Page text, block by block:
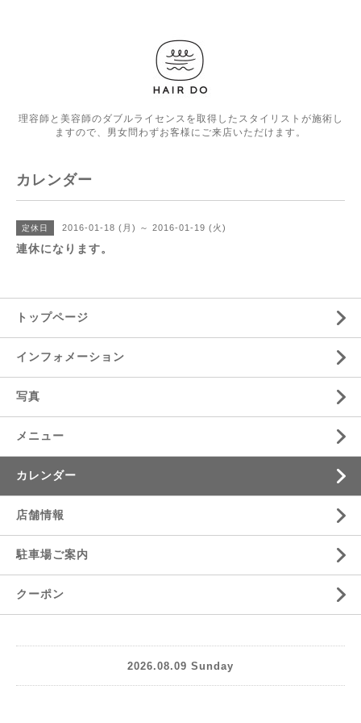
理容師と美容師のダブルライセンスを取得したスタイリストが施術し
ますので、男女問わずお客様にご来店いただけます。
カレンダー
定休日 2016-01-18 (月) ～ 2016-01-19 (火)
連休になります。
トップページ
インフォメーション
写真
メニュー
カレンダー
店舗情報
駐車場ご案内
クーポン
2026.08.09 Sunday